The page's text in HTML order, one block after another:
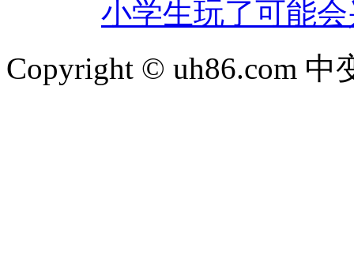
小学生玩了可能
Copyright © uh86.com